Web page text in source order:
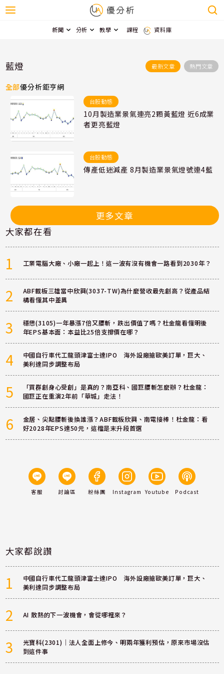
新聞 分析 教學 課程 資料庫
藍燈 最新文章 熱門文章
全部優分析鉅亨網
台股動態
10月製造業景氣連亮2顆黃藍燈 近6成業
者更亮藍燈
台股動態
傳產低迷減產 8月製造業景氣燈號連4藍
更多文章
大家都在看
1 工業電腦大廠、小廠一起上！這一波有沒有機會一路看到2030年？
2
ABF載板三雄當中欣興(3037-TW)為什麼營收最先創高？從產品結
構看懂其中差異
3
穩懋(3105)一年暴漲7倍又腰斬，跌出價值了嗎？杜金龍看懂明後
年EPS基本面：本益比25倍支撐價在哪？
4
中國自行車代工龍頭津富士達IPO 海外設廠搶歐美訂單，巨大、
美利達同步調整布局
5
「買群創身心受創」是真的？南亞科、國巨腰斬怎麼辦？杜金龍：
國巨正在重演2年前「華城」走法！
6
金居、尖點腰斬後換誰漲？ABF載板欣興、南電接棒！杜金龍：看
好2028年EPS達50元，這檔是末升段首選
客服 討論區 粉絲團 Instagram Youtube Podcast
大家都說讚
1
中國自行車代工龍頭津富士達IPO 海外設廠搶歐美訂單，巨大、
美利達同步調整布局
2 AI 散熱的下一波機會，會從哪裡來？
3
光寶科(2301)｜法人全面上修今、明兩年獲利預估，原來市場沒估
到這件事